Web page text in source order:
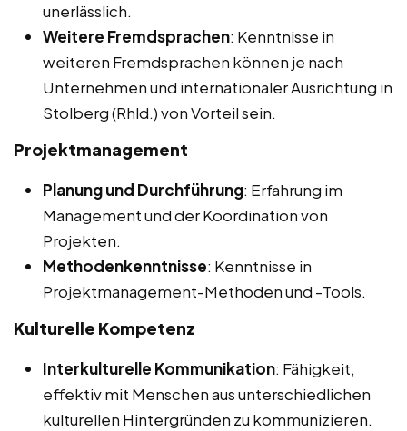
unerlässlich.
Weitere Fremdsprachen: Kenntnisse in
weiteren Fremdsprachen können je nach
Unternehmen und internationaler Ausrichtung in
Stolberg (Rhld.) von Vorteil sein.
Projektmanagement
Planung und Durchführung: Erfahrung im
Management und der Koordination von
Projekten.
Methodenkenntnisse: Kenntnisse in
Projektmanagement-Methoden und -Tools.
Kulturelle Kompetenz
Interkulturelle Kommunikation: Fähigkeit,
effektiv mit Menschen aus unterschiedlichen
kulturellen Hintergründen zu kommunizieren.